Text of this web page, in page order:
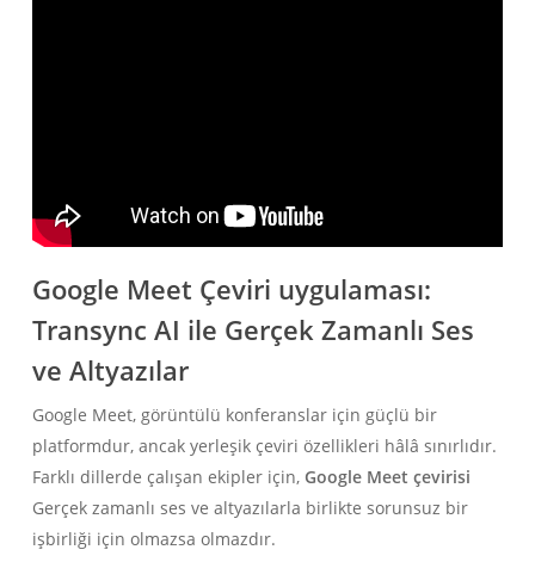
Google Meet Çeviri uygulaması:
Transync AI ile Gerçek Zamanlı Ses
ve Altyazılar
Google Meet, görüntülü konferanslar için güçlü bir
platformdur, ancak yerleşik çeviri özellikleri hâlâ sınırlıdır.
Farklı dillerde çalışan ekipler için, Google Meet çevirisi
Gerçek zamanlı ses ve altyazılarla birlikte sorunsuz bir
işbirliği için olmazsa olmazdır.